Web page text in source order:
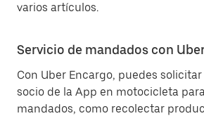
varios artículos.
Servicio de mandados con
Con Uber Encargo, puedes
socio de la App en motocicleta
mandados, como recolectar